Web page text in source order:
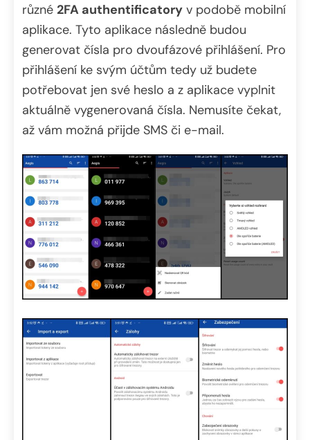
různé 2FA authentificatory v podobě mobilní
aplikace. Tyto aplikace následně budou
generovat čísla pro dvoufázové přihlášení. Pro
přihlášení ke svým účtům tedy už budete
potřebovat jen své heslo a z aplikace vyplnit
aktuálně vygenerovaná čísla. Nemusíte čekat,
až vám možná přijde SMS či e-mail.